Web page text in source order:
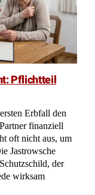
Pflichtteil
Erbfall den
finanziell
oft nicht aus, um
Jastrowsche
der
wirksam